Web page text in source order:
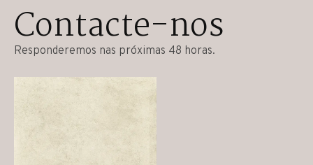
Contacte-nos
Responderemos nas próximas 48 horas.